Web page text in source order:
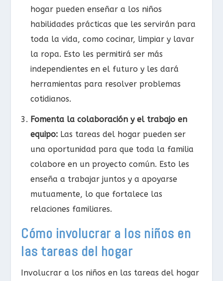
hogar pueden enseñar a los niños
habilidades prácticas que les servirán para
toda la vida, como cocinar, limpiar y lavar
la ropa. Esto les permitirá ser más
independientes en el futuro y les dará
herramientas para resolver problemas
cotidianos.
Fomenta la colaboración y el trabajo en
equipo: Las tareas del hogar pueden ser
una oportunidad para que toda la familia
colabore en un proyecto común. Esto les
enseña a trabajar juntos y a apoyarse
mutuamente, lo que fortalece las
relaciones familiares.
Cómo involucrar a los niños en
las tareas del hogar
Involucrar a los niños en las tareas del hogar